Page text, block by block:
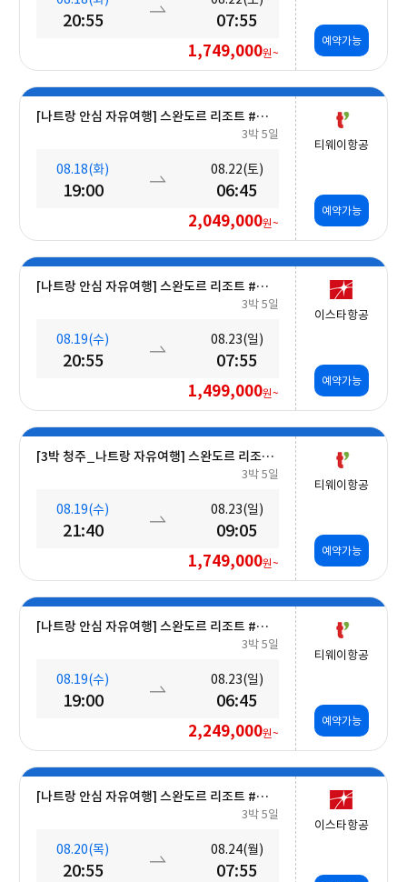
20:55 07:55
1,749,000원~
예약가능
[나트랑 안심 자유여행] 스완도르 리조트 #올인크루시브+오션뷰+미니바 5일
3박 5일
08.18(화)
19:00
08.22(토)
06:45
2,049,000원~
티웨이항공
예약가능
[나트랑 안심 자유여행] 스완도르 리조트 #올인크루시브+오션뷰+밤 10시 레체포함+미니바1회 5일
3박 5일
08.19(수)
20:55
08.23(일)
07:55
1,499,000원~
이스타항공
예약가능
[3박 청주_나트랑 자유여행] 스완도르 리조트 #올인크루시브+오션뷰+미니바포함 5일
3박 5일
08.19(수)
21:40
08.23(일)
09:05
1,749,000원~
티웨이항공
예약가능
[나트랑 안심 자유여행] 스완도르 리조트 #올인크루시브+오션뷰+미니바 5일
3박 5일
08.19(수)
19:00
08.23(일)
06:45
2,249,000원~
티웨이항공
예약가능
[나트랑 안심 자유여행] 스완도르 리조트 #올인크루시브+오션뷰+밤 10시 레체포함+미니바1회 5일
3박 5일
08.20(목)
20:55
08.24(월)
07:55
이스타항공